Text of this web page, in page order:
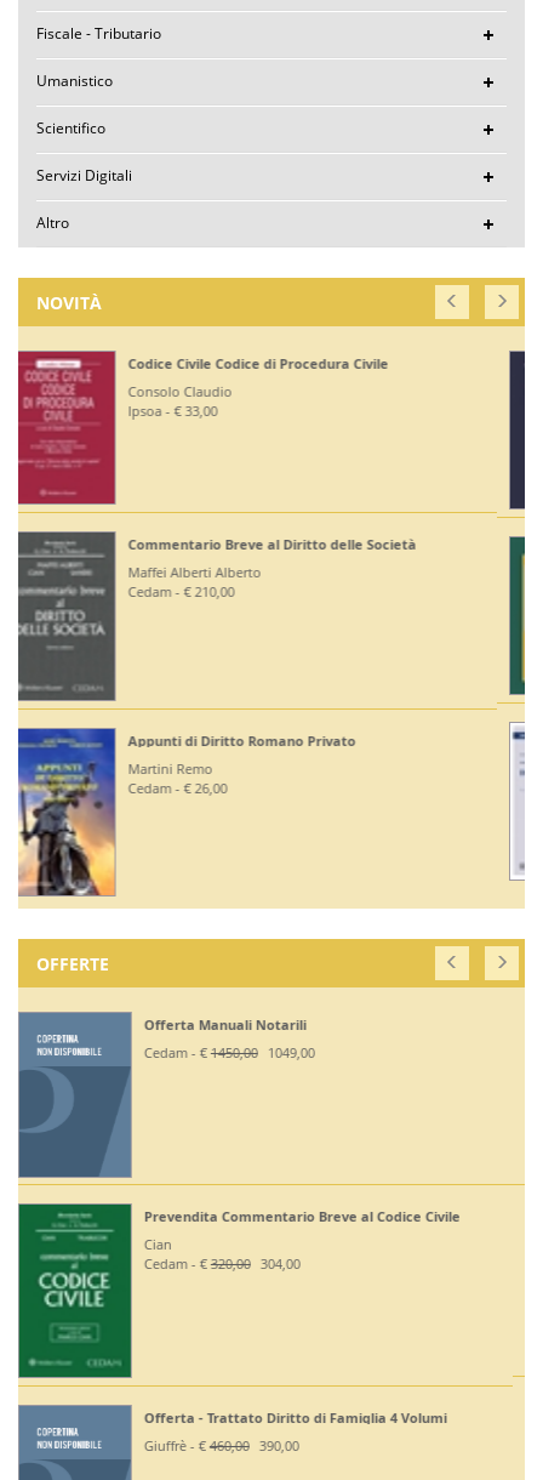
Fiscale - Tributario
Umanistico
Scientifico
Servizi Digitali
Altro
NOVITÀ
Corte di Giustizia dell'Unione Europea
Ruffini Giuseppe
Editoriale Scientifica - € 36,00
Diritto Bancario e Finanziario
Bontempi Paolo
Giuffrè - € 55,00
Diritto Costituzionale
Giuffrè - € 46,00
OFFERTE
Off. Codici Civile, Penale, Proc Civile, Proc
Off Codici Civile e Penale 2026 - Esame Avvocato